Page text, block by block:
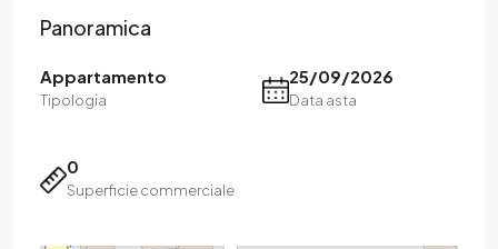
Panoramica
Appartamento
Tipologia
25/09/2026
Data asta
0
Superficie commerciale